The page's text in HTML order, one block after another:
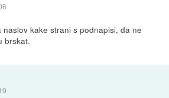
kake strani s podnapisi, da ne
brskat.